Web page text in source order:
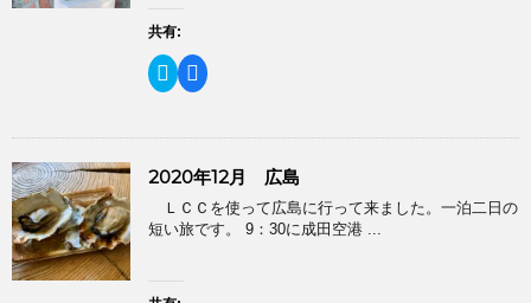
共有:
ク
リ
w
t
e
F
a
k
共
有
す
2020年12月 広島
ＬＣＣを使って広島に行って来ました。一泊二日の
短い旅です。 9：30に成田空港 ...